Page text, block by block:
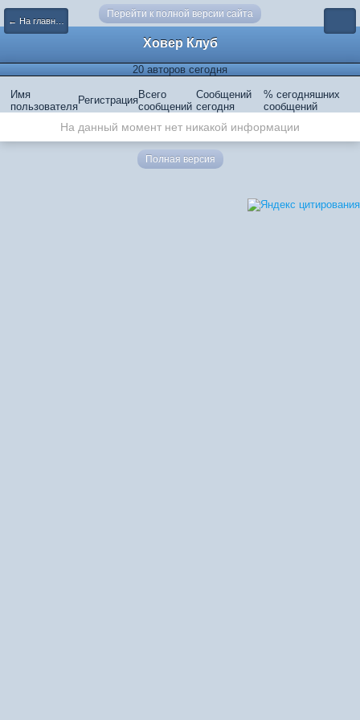
Перейти к полной версии сайта
← На главную
Ховер Клуб
20 авторов сегодня
Имя
пользователя
РегистрацияВсего
сообщений
Сообщений
сегодня
% сегодняшних
сообщений
На данный момент нет никакой информации
Полная версия